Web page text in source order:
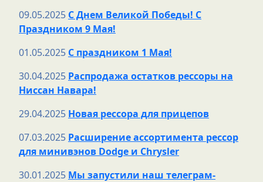
09.05.2025 С Днем Великой Победы! С
Праздником 9 Мая!
01.05.2025 С праздником 1 Мая!
30.04.2025 Распродажа остатков рессоры на
Ниссан Навара!
29.04.2025 Новая рессора для прицепов
07.03.2025 Расширение ассортимента рессор
для минивэнов Dodge и Chrysler
30.01.2025 Мы запустили наш телеграм-